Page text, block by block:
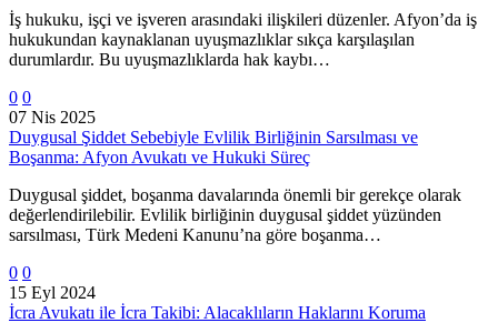
İş hukuku, işçi ve işveren arasındaki ilişkileri düzenler. Afyon’da iş
hukukundan kaynaklanan uyuşmazlıklar sıkça karşılaşılan
durumlardır. Bu uyuşmazlıklarda hak kaybı…
0 0
07 Nis 2025
Duygusal Şiddet Sebebiyle Evlilik Birliğinin Sarsılması ve
Boşanma: Afyon Avukatı ve Hukuki Süreç
Duygusal şiddet, boşanma davalarında önemli bir gerekçe olarak
değerlendirilebilir. Evlilik birliğinin duygusal şiddet yüzünden
sarsılması, Türk Medeni Kanunu’na göre boşanma…
0 0
15 Eyl 2024
İcra Avukatı ile İcra Takibi: Alacaklıların Haklarını Koruma